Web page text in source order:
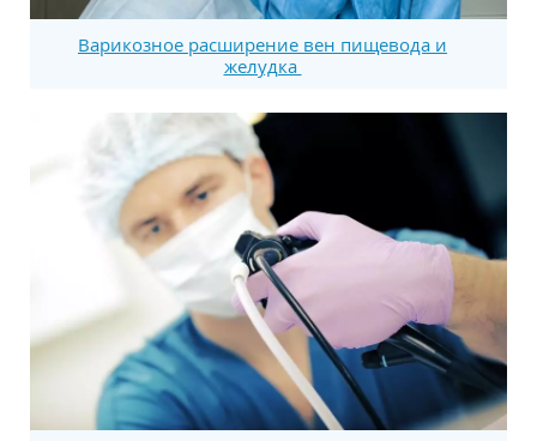
Варикозное расширение вен пищевода и
желудка